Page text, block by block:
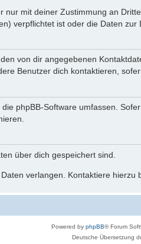
mit deiner Zustimmung an
verpflichtet ist oder die Daten
von dir angegebenen
Benutzer dich kontaktieren,
phpBB-Software umfassen.
über dich gespeichert sind.
verlangen. Kontaktiere hierzu
Powered by phpBB® Forum
Deutsche Übersetzung